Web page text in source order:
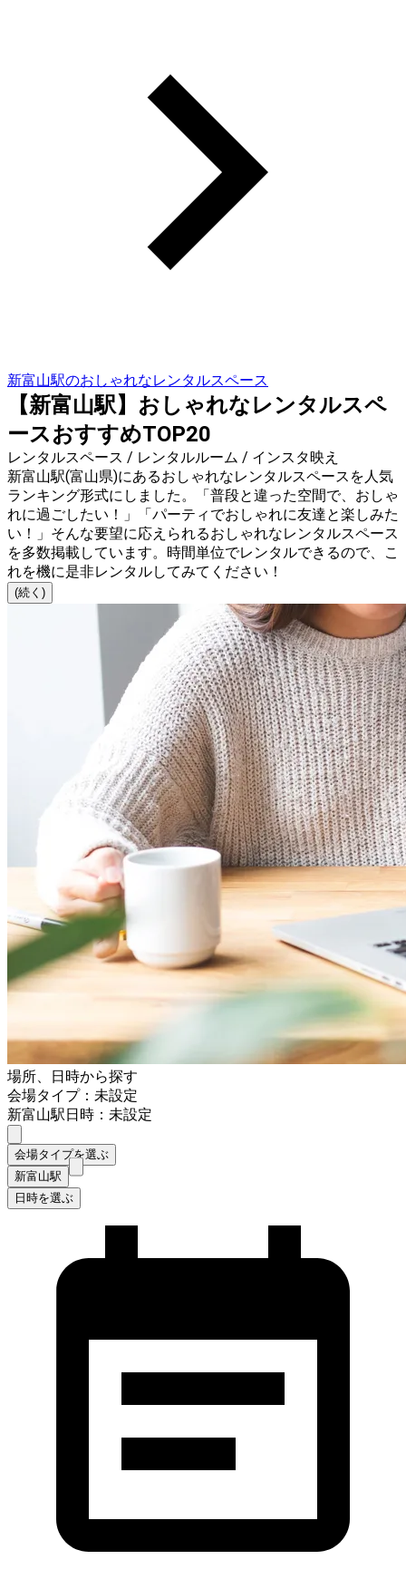
新富山駅のおしゃれなレンタルスペース
【新富山駅】おしゃれなレンタルスペ
ースおすすめTOP20
レンタルスペース / レンタルルーム / インスタ映え
新富山駅(富山県)にあるおしゃれなレンタルスペースを人気
ランキング形式にしました。「普段と違った空間で、おしゃ
れに過ごしたい！」「パーティでおしゃれに友達と楽しみた
い！」そんな要望に応えられるおしゃれなレンタルスペース
を多数掲載しています。時間単位でレンタルできるので、こ
れを機に是非レンタルしてみてください！
(続く)
場所、日時から探す
会場タイプ：未設定
新富山駅日時：未設定
会場タイプを選ぶ
新富山駅
日時を選ぶ